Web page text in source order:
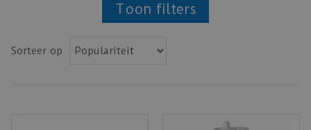
Toon filters
Sorteer op